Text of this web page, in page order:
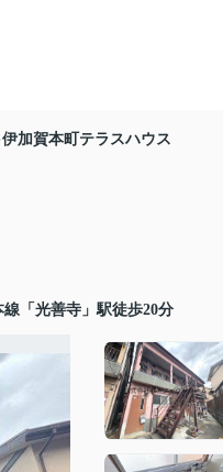
伊加賀本町テラスハウス
線「光善寺」駅徒歩20分